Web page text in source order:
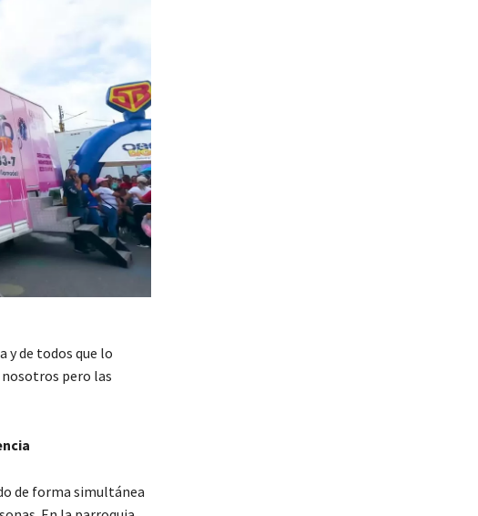
y de todos que lo
pero las
de forma simultánea